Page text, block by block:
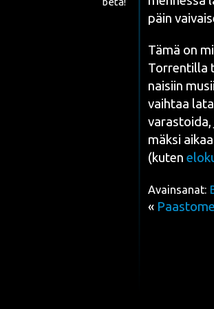
päin
Tämä on
Tor­rentilla
nai­siin
vaih­taa
mäk­si
(kuten
Avainsanat:
«